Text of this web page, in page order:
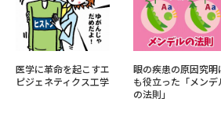
医学に革命を起こすエ
ピジェネティクス工学
眼の疾患の原因究明
も役立った「メンデ
の法則」